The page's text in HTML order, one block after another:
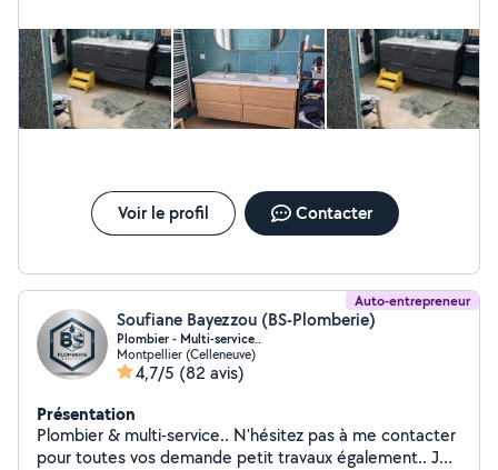
Voir le profil Contacter
Auto-entrepreneur
Soufiane Bayezzou (BS-Plomberie)
Plombier - Multi-service..
Montpellier (Celleneuve)
4,7/5 (82 avis)
Présentation
Plombier & multi-service.. N'hésitez pas à me contacter
pour toutes vos demande petit travaux également.. Je